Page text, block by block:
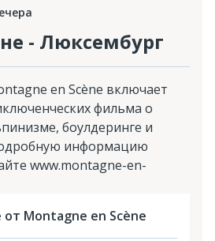
- Люксембург
en Scène включает
фильма о
боулдеринге и
информацию
www.montagne-en-
Montagne en Scène